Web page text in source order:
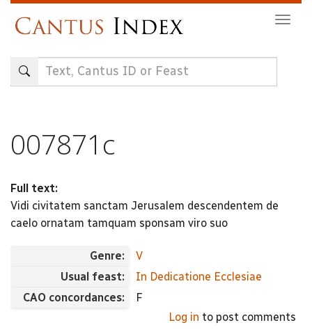
content
007871c
Full text:
Vidi civitatem sanctam Jerusalem descendentem de
caelo ornatam tamquam sponsam viro suo
Genre:
V
Usual feast:
In Dedicatione Ecclesiae
CAO concordances:
F
Log in to post comments